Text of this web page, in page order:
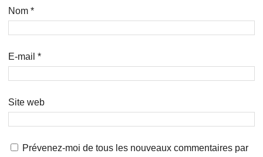
Nom *
E-mail *
Site web
Prévenez-moi de tous les nouveaux commentaires par